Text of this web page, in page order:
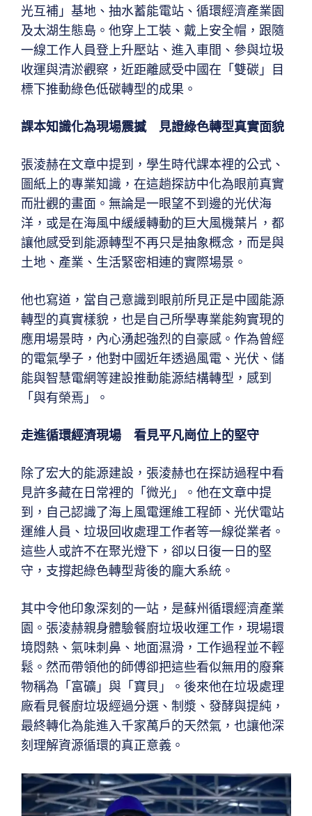
光互補」基地、抽水蓄能電站、循環經濟產業園
及太湖生態島。他穿上工裝、戴上安全帽，跟隨
一線工作人員登上升壓站、進入車間、參與垃圾
收運與清淤觀察，近距離感受中國在「雙碳」目
標下推動綠色低碳轉型的成果。
課本知識化為現場震撼 見證綠色轉型真實面貌
張淩赫在文章中提到，學生時代課本裡的公式、
圖紙上的專業知識，在這趟探訪中化為眼前真實
而壯觀的畫面。無論是一眼望不到邊的光伏海
洋，或是在海風中緩緩轉動的巨大風機葉片，都
讓他感受到能源轉型不再只是抽象概念，而是與
土地、產業、生活緊密相連的實際場景。
他也寫道，當自己意識到眼前所見正是中國能源
轉型的真實樣貌，也是自己所學專業能夠實現的
應用場景時，內心湧起強烈的自豪感。作為曾經
的電氣學子，他對中國近年透過風電、光伏、儲
能與智慧電網等建設推動能源結構轉型，感到
「與有榮焉」。
走進循環經濟現場 看見平凡崗位上的堅守
除了宏大的能源建設，張淩赫也在探訪過程中看
見許多藏在日常裡的「微光」。他在文章中提
到，自己認識了海上風電運維工程師、光伏電站
運維人員、垃圾回收處理工作者等一線從業者。
這些人或許不在聚光燈下，卻以日復一日的堅
守，支撐起綠色轉型背後的龐大系統。
其中令他印象深刻的一站，是蘇州循環經濟產業
園。張淩赫親身體驗餐廚垃圾收運工作，現場環
境悶熱、氣味刺鼻、地面濕滑，工作過程並不輕
鬆。然而帶領他的師傅卻把這些看似無用的廢棄
物稱為「富礦」與「寶貝」。後來他在垃圾處理
廠看見餐廚垃圾經過分選、制漿、發酵與提純，
最終轉化為能進入千家萬戶的天然氣，也讓他深
刻理解資源循環的真正意義。